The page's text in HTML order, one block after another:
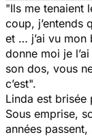
"Ils me tenaient
coup, j’entends
et … j’ai vu mon
donne moi je
son dos, vous
c’est".
Linda est brisée
Sous emprise,
années